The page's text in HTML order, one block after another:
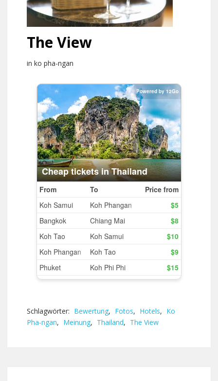
The View
in ko pha-ngan
Schlagwörter: Bewertung, Fotos, Hotels, Ko
Pha-ngan, Meinung, Thailand, The View